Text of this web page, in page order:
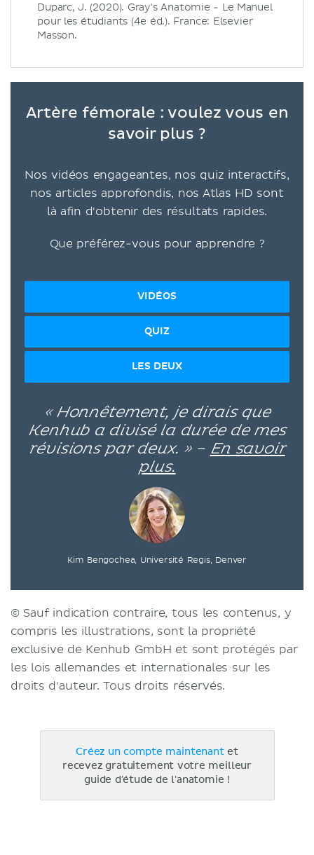
Duparc, J. (2020). Gray's Anatomie - Le Manuel
pour les étudiants (4e éd.). France: Elsevier
Masson.
Artère fémorale : voulez vous en
savoir plus ?
Nos vidéos engageantes, nos quiz interactifs,
nos articles approfondis, nos Atlas HD sont
là afin d'obtenir des résultats rapides.
Que préférez-vous pour apprendre ?
VIDÉOS
QUIZ
LES DEUX
« Honnêtement, je dirais que
Kenhub a divisé la durée de mes
révisions par deux. » – En savoir
plus.
Kim Bengochea, Université Regis, Denver
© Sauf indication contraire, tous les contenus, y
compris les illustrations, sont la propriété
exclusive de Kenhub GmbH et sont protégés par
les lois allemandes et internationales sur les
droits d'auteur. Tous droits réservés.
Créez un compte maintenantet
recevez gratuitement votre meilleur
guide d'étude de l'anatomie !